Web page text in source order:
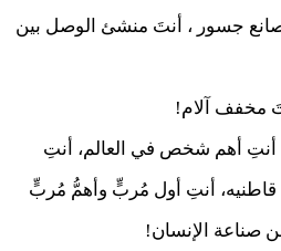
جسور ، أنتَ منشئ الوصل بين
مخفف آلام!
أهم شخص في العالم، أنتِ
قاطنيه، أنتِ أول مُربٍّ وأهمُّ مُربٍّ
صناعة الإنسان!